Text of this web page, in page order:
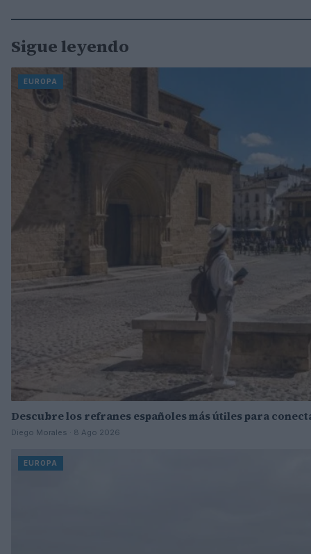
Sigue leyendo
EUROPA
Descubre los refranes españoles más útiles para
Diego Morales · 8 Ago 2026
EUROPA